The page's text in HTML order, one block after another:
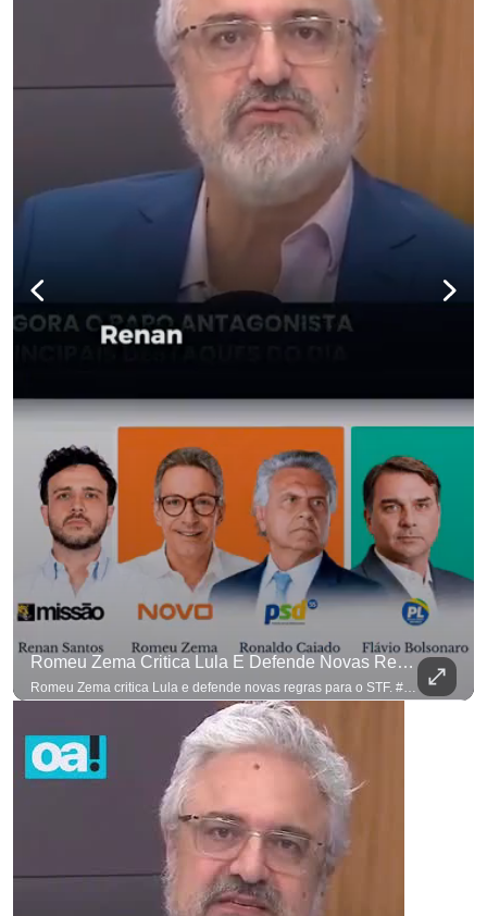
Romeu Zema Critica Lula E Defende Novas Regras Para O STF. #OAntagonista